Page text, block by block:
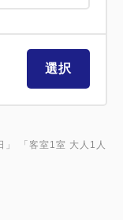
選択
」 「客室1室 大人1人